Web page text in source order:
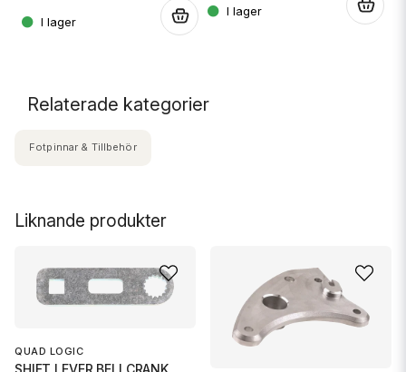
Liknande produkter
QUAD LOGIC
SHIFT LEVER BELLCRANK
Relaterade kategorier
Fotpinnar & Tillbehör